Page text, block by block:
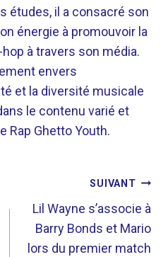
études, il a consacré son
énergie à promouvoir la
à travers son média.
envers
et la diversité musicale
le contenu varié et
Rap Ghetto Youth.
SUIVANT
Lil Wayne s’associe à
Barry Bonds et Mario
lors du premier match